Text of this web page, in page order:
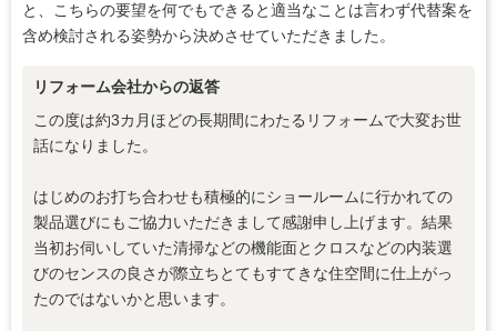
と、こちらの要望を何でもできると適当なことは言わず代替案を
含め検討される姿勢から決めさせていただきました。
リフォーム会社からの返答
この度は約3カ月ほどの長期間にわたるリフォームで大変お世
話になりました。
はじめのお打ち合わせも積極的にショールームに行かれての
製品選びにもご協力いただきまして感謝申し上げます。結果
当初お伺いしていた清掃などの機能面とクロスなどの内装選
びのセンスの良さが際立ちとてもすてきな住空間に仕上がっ
たのではないかと思います。